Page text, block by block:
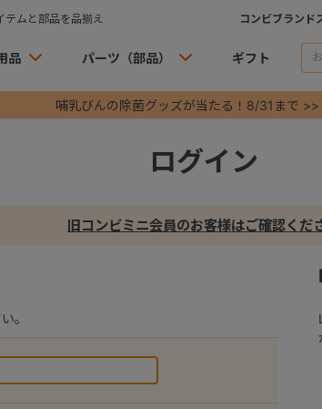
ムと部品を品揃え コンビブランド
品 パーツ（部品） ギフト
哺乳びんの除菌グッズが当たる！8/31まで >>
ログイン
旧コンビミニ会員のお客様はご確認くだ
。